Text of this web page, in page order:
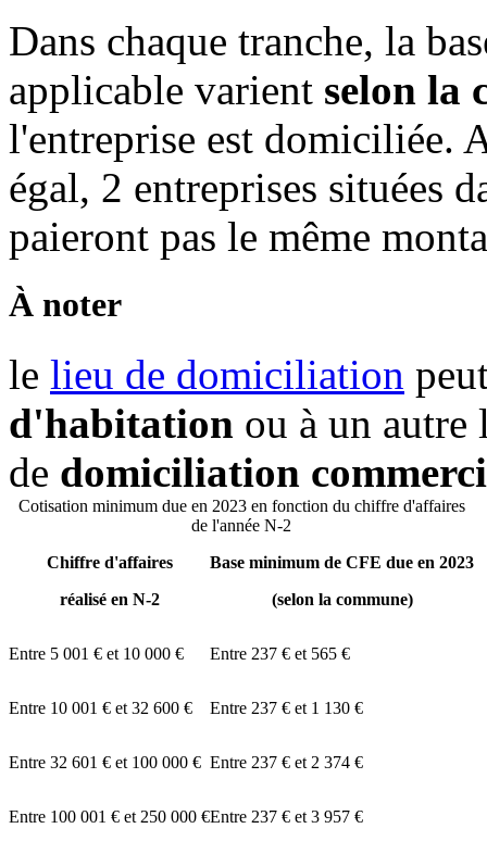
Dans chaque tranche, la
applicable varient selon la
l'entreprise est domiciliée.
égal, 2 entreprises situées
paieront pas le même
À noter
le lieu de domiciliation
d'habitation ou à un
de domiciliation
Cotisation minimum due en 2023 en fonction du chiffre d'affaires
de l'année N-2
Chiffre d'affaires
réalisé en N-2
Base minimum de CFE due en 2023
(selon la commune)
Entre 5 001 € et 10 000 € Entre 237 € et 565 €
Entre 10 001 € et 32 600 € Entre 237 € et 1 130 €
Entre 32 601 € et 100 000 € Entre 237 € et 2 374 €
Entre 100 001 € et 250 000 €Entre 237 € et 3 957 €